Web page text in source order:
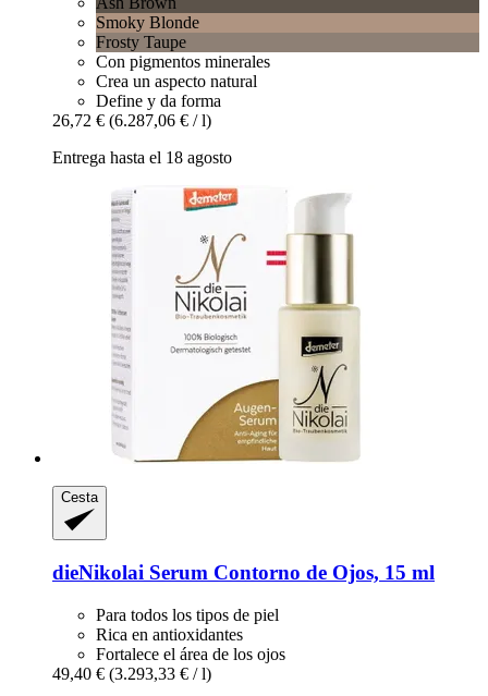
Smoky Blonde
Frosty Taupe
Con pigmentos minerales
Crea un aspecto natural
Define y da forma
26,72 € (6.287,06 € / l)
Entrega hasta el 18 agosto
Cesta
dieNikolai Serum Contorno de Ojos, 15 ml
Para todos los tipos de piel
Rica en antioxidantes
Fortalece el área de los ojos
49,40 € (3.293,33 € / l)